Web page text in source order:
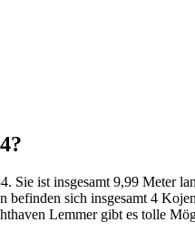
ist insgesamt 9,99 Meter
sich insgesamt 4
Lemmer gibt es tolle